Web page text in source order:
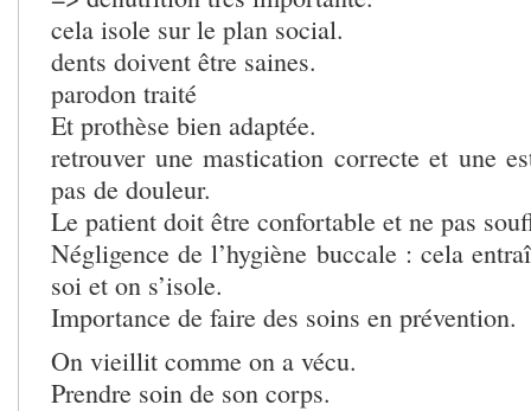
cela isole sur le plan social.
dents doivent être saines.
parodon traité
Et prothèse bien adaptée.
retrouver une mastication correcte et une
pas de douleur.
Le patient doit être confortable et ne pas
Négligence de l’hygiène buccale : cela
soi et on s’isole.
Importance de faire des soins en prévention.
On vieillit comme on a vécu.
Prendre soin de son corps.